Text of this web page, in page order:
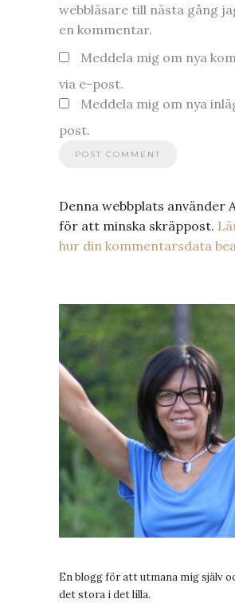
webbläsare till nästa gång
en kommentar.
Meddela mig om nya
via e-post.
Meddela mig om nya
post.
Denna webbplats använder
för att minska skräppost.
hur din kommentarsdata
En blogg för att utmana mig själv
det stora i det lilla.